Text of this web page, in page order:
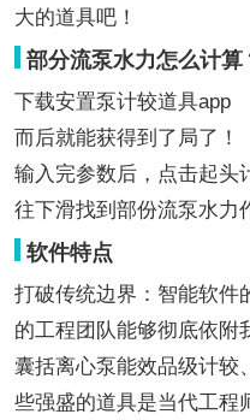
大的道具吧！
部分流泵水力怎么计算
下载安置泵计较道具app
而后就能获得到了局了！
输入完参数后，点击起头
往下滑找到部份流泵水力
软件特点
打破传统边界：智能软件
的工程团队能够彻底依附
囊括离心泵能效品级计较
些强盛的道具是当代工程